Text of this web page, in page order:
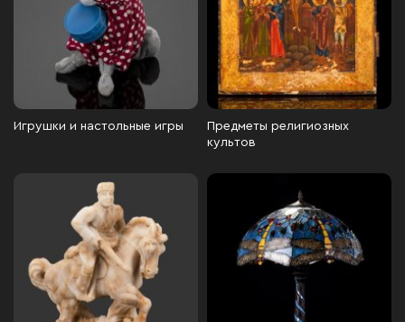
Игрушки и настольные игры
Предметы религиозных
культов